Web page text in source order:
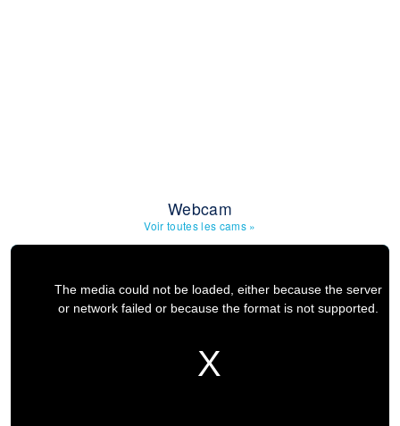
Webcam
Voir toutes les cams »